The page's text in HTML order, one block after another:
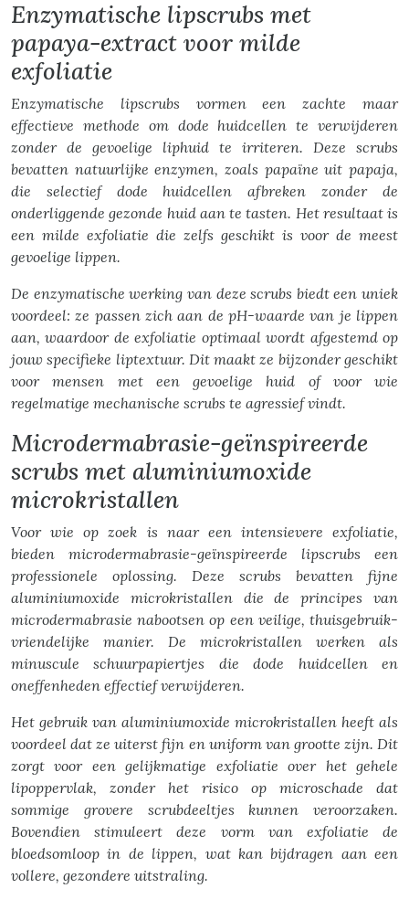
Enzymatische lipscrubs met
papaya-extract voor milde
exfoliatie
Enzymatische lipscrubs vormen een zachte maar
effectieve methode om dode huidcellen te verwijderen
zonder de gevoelige liphuid te irriteren. Deze scrubs
bevatten natuurlijke enzymen, zoals papaïne uit papaja,
die selectief dode huidcellen afbreken zonder de
onderliggende gezonde huid aan te tasten. Het resultaat is
een milde exfoliatie die zelfs geschikt is voor de meest
gevoelige lippen.
De enzymatische werking van deze scrubs biedt een uniek
voordeel: ze passen zich aan de pH-waarde van je lippen
aan, waardoor de exfoliatie optimaal wordt afgestemd op
jouw specifieke liptextuur. Dit maakt ze bijzonder geschikt
voor mensen met een gevoelige huid of voor wie
regelmatige mechanische scrubs te agressief vindt.
Microdermabrasie-geïnspireerde
scrubs met aluminiumoxide
microkristallen
Voor wie op zoek is naar een intensievere exfoliatie,
bieden microdermabrasie-geïnspireerde lipscrubs een
professionele oplossing. Deze scrubs bevatten fijne
aluminiumoxide microkristallen die de principes van
microdermabrasie nabootsen op een veilige, thuisgebruik-
vriendelijke manier. De microkristallen werken als
minuscule schuurpapiertjes die dode huidcellen en
oneffenheden effectief verwijderen.
Het gebruik van aluminiumoxide microkristallen heeft als
voordeel dat ze uiterst fijn en uniform van grootte zijn. Dit
zorgt voor een gelijkmatige exfoliatie over het gehele
lipoppervlak, zonder het risico op microschade dat
sommige grovere scrubdeeltjes kunnen veroorzaken.
Bovendien stimuleert deze vorm van exfoliatie de
bloedsomloop in de lippen, wat kan bijdragen aan een
vollere, gezondere uitstraling.